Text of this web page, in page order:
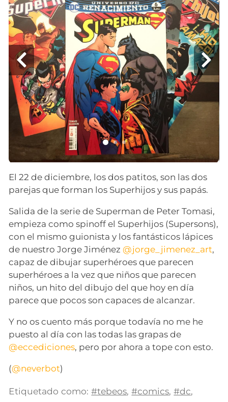
El 22 de diciembre, los dos patitos, son las dos
parejas que forman los Superhijos y sus papás.
Salida de la serie de Superman de Peter Tomasi,
empieza como spinoff el Superhijos (Supersons),
con el mismo guionista y los fantásticos lápices
de nuestro Jorge Jiménez @jorge_jimenez_art,
capaz de dibujar superhéroes que parecen
superhéroes a la vez que niños que parecen
niños, un hito del dibujo del que hoy en día
parece que pocos son capaces de alcanzar.
Y no os cuento más porque todavía no me he
puesto al día con las todas las grapas de
@eccediciones, pero por ahora a tope con esto.
(@neverbot)
Etiquetado como: #tebeos,#comics,#dc,